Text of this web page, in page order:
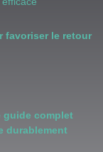
favoriser le retour
guide complet
durablement